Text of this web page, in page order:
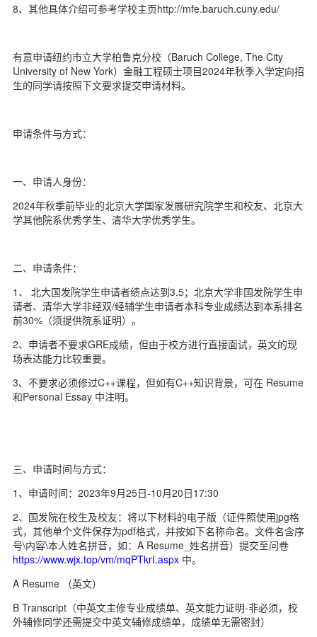
8、其他具体介绍可参考学校主页http://mfe.baruch.cuny.edu/
有意申请纽约市立大学柏鲁克分校（Baruch College, The City
University of New York）金融工程硕士项目2024年秋季入学定向招
生的同学请按照下文要求提交申请材料。
申请条件与方式：
一、申请人身份：
2024年秋季前毕业的北京大学国家发展研究院学生和校友、北京大
学其他院系优秀学生、清华大学优秀学生。
二、申请条件：
1、 北大国发院学生申请者绩点达到3.5；北京大学非国发院学生申
请者、清华大学非经双/经辅学生申请者本科专业成绩达到本系排名
前30%（须提供院系证明）。
2、申请者不要求GRE成绩，但由于校方进行直接面试，英文的现
场表达能力比较重要。
3、不要求必须修过C++课程，但如有C++知识背景，可在 Resume
和Personal Essay 中注明。
三、申请时间与方式：
1、申请时间：2023年9月25日-10月20日17:30
2、国发院在校生及校友：将以下材料的电子版（证件照使用jpg格
式，其他单个文件保存为pdf格式，并按如下名称命名。文件名含序
号\内容\本人姓名拼音，如：A Resume_姓名拼音）提交至问卷
https://www.wjx.top/vm/mqPTkrI.aspx 中。
A Resume （英文）
B Transcript（中英文主修专业成绩单、英文能力证明-非必须，校
外辅修同学还需提交中英文辅修成绩单，成绩单无需密封）